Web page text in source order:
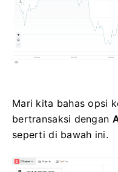
Mari kita bahas opsi
bertransaksi dengan
seperti di bawah ini.